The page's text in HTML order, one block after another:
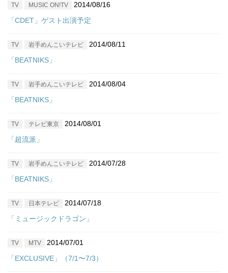
TV MUSIC ON!TV
2014/08/16
「CDET」ゲスト出演予定
TV 岩手めんこいテレビ
2014/08/11
「BEATNIKS」
TV 岩手めんこいテレビ
2014/08/04
「BEATNIKS」
TV テレビ東京
2014/08/01
「超流派」
TV 岩手めんこいテレビ
2014/07/28
「BEATNIKS」
TV 日本テレビ
2014/07/18
「ミュージックドラゴン」
TV MTV
2014/07/01
「EXCLUSIVE」（7/1〜7/3）